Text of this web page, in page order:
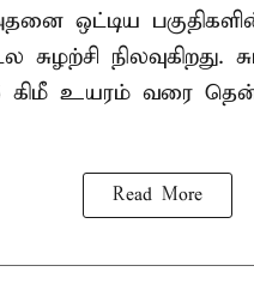
ஒட்டிய
நிலவுகிறது.
கிமீ உயரம் வரை
Read More